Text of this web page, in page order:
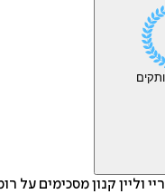
וליין קנון מסכימים על